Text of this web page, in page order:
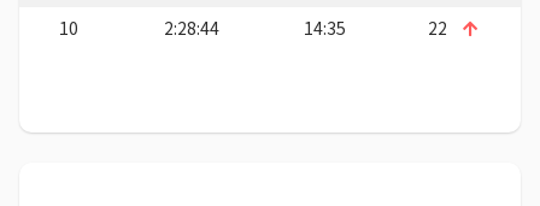
10
2:28:44 14:35 22